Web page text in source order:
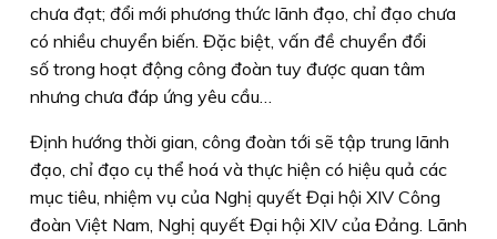
chưa đạt; đổi mới phương thức lãnh đạo, chỉ đạo chưa
có nhiều chuyển biến. Đặc biệt, vấn đề chuyển đổi
số trong hoạt động công đoàn tuy được quan tâm
nhưng chưa đáp ứng yêu cầu…
Định hướng thời gian, công đoàn tới sẽ tập trung lãnh
đạo, chỉ đạo cụ thể hoá và thực hiện có hiệu quả các
mục tiêu, nhiệm vụ của Nghị quyết Đại hội XIV Công
đoàn Việt Nam, Nghị quyết Đại hội XIV của Đảng. Lãnh